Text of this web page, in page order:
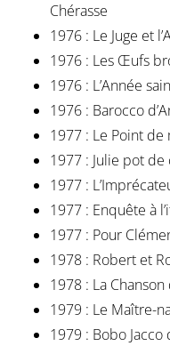
Chérasse
1976 : Le Juge et
1976 : Les Œufs
1976 : L’Année
1976 : Barocco
1977 : Le Point de
1977 : Julie pot
1977 :
1977 : Enquête à
1977 : Pour
1978 : Robert et
1978 : La
1979 : Le Maître-
1979 : Bobo Jacco